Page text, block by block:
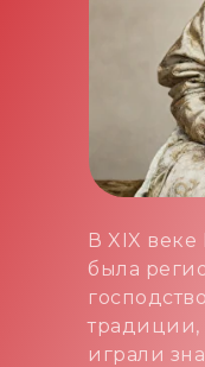
В XIX веке
была
играли